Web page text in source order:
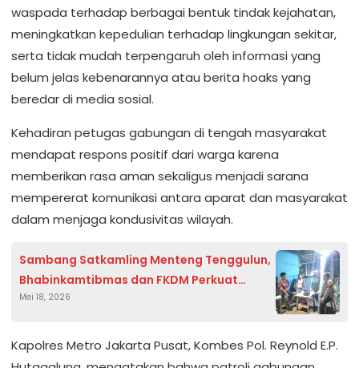
waspada terhadap berbagai bentuk tindak kejahatan,
meningkatkan kepedulian terhadap lingkungan sekitar,
serta tidak mudah terpengaruh oleh informasi yang
belum jelas kebenarannya atau berita hoaks yang
beredar di media sosial.
Kehadiran petugas gabungan di tengah masyarakat
mendapat respons positif dari warga karena
memberikan rasa aman sekaligus menjadi sarana
mempererat komunikasi antara aparat dan masyarakat
dalam menjaga kondusivitas wilayah.
Sambang Satkamling Menteng Tenggulun,
Bhabinkamtibmas dan FKDM Perkuat
Keamanan Wilayah
Mei 18, 2026
Kapolres Metro Jakarta Pusat, Kombes Pol. Reynold E.P.